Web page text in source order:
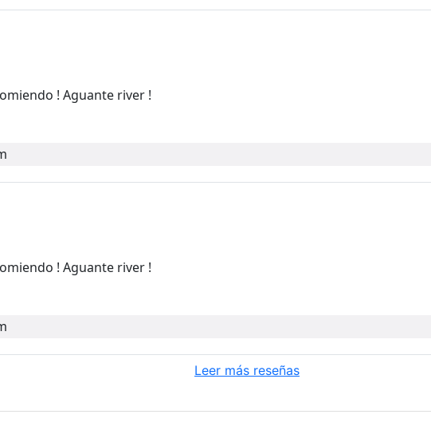
! Aguante river !
! Aguante river !
Leer más reseñas